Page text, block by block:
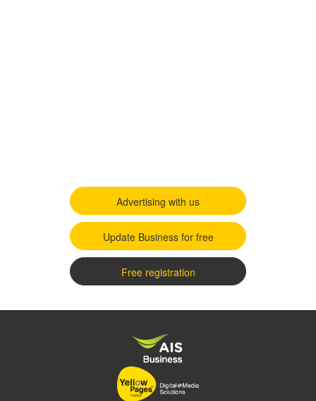
Advertising with us
Update Business for free
Free registration